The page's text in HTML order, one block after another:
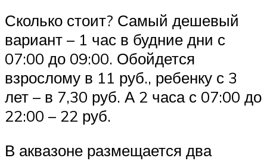
Сколько стоит? Самый дешевый
вариант – 1 час в будние дни с
07:00 до 09:00. Обойдется
взрослому в 11 руб., ребенку с 3
лет – в 7,30 руб. А 2 часа с 07:00 до
22:00 – 22 руб.
В аквазоне размещается два